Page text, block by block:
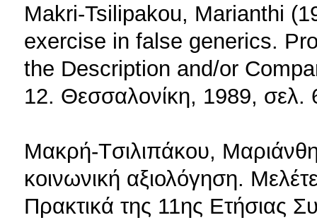
Makri-Tsilipakou, Marianthi
exercise in false generics.
the Description and/or
12. Θεσσαλονίκη, 1989, σελ.
Mακρή-Tσιλιπάκου,
κοινωνική αξιολόγηση.
Πρακτικά της 11ης Eτήσιας